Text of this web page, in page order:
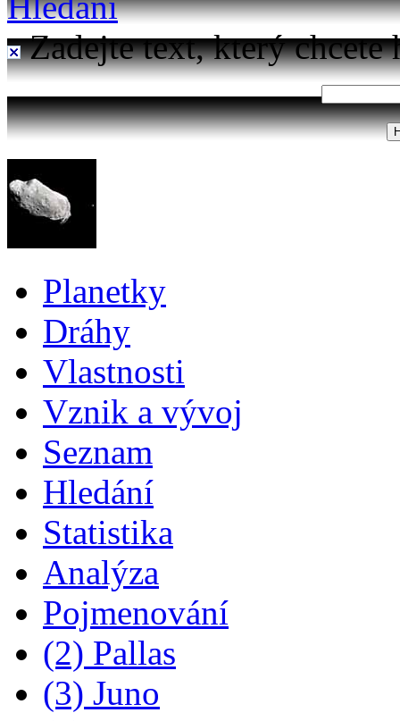
Zadejte text, který chcete
Planetky
Dráhy
Vlastnosti
Vznik a vývoj
Seznam
Hledání
Statistika
Analýza
Pojmenování
(2) Pallas
(3) Juno